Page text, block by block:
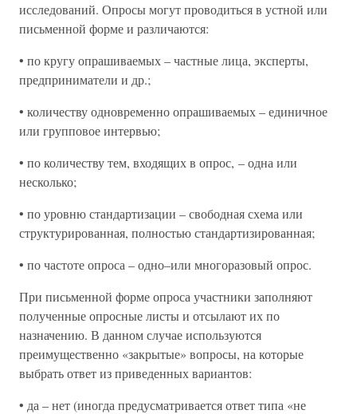
исследований. Опросы могут проводиться в устной или
письменной форме и различаются:
• по кругу опрашиваемых – частные лица, эксперты,
предприниматели и др.;
• количеству одновременно опрашиваемых – единичное
или групповое интервью;
• по количеству тем, входящих в опрос, – одна или
несколько;
• по уровню стандартизации – свободная схема или
структурированная, полностью стандартизированная;
• по частоте опроса – одно–или многоразовый опрос.
При письменной форме опроса участники заполняют
полученные опросные листы и отсылают их по
назначению. В данном случае используются
преимущественно «закрытые» вопросы, на которые
выбрать ответ из приведенных вариантов:
• да – нет (иногда предусматривается ответ типа «не